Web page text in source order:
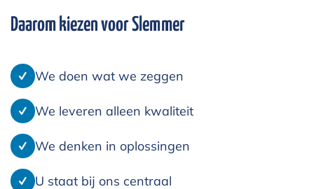
Daarom kiezen voor Slemmer
We doen wat we zeggen
We leveren alleen kwaliteit
We denken in oplossingen
U staat bij ons centraal